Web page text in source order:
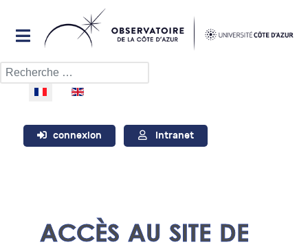
Rechercher
Sélectionnez votre langue
connexion Intranet
ACCÈS AU SITE DE